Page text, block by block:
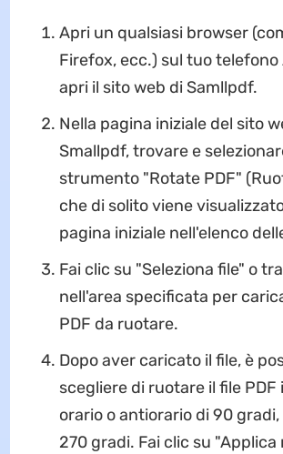
Apri un qualsiasi browser
Firefox, ecc.) sul tuo telefono
apri il sito web di Samllpdf.
Nella pagina iniziale del sito
Smallpdf, trovare e
strumento "Rotate PDF"
che di solito viene
pagina iniziale nell'elenco
Fai clic su "Seleziona file" o
nell'area specificata per
PDF da ruotare.
Dopo aver caricato il file, è
scegliere di ruotare il file PDF
orario o antiorario di 90 gradi,
270 gradi. Fai clic su "Applica